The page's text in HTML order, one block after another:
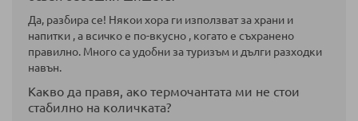
Да, разбира се! Някои хора ги използват за храни и
напитки , а всичко е по-вкусно , когато е съхранено
правилно. Много са удобни за туризъм и дълги разходки
навън.
Какво да правя, ако термочантата ми не стои
стабилно на количката?